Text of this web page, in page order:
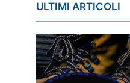
ULTIMI ARTICOLI